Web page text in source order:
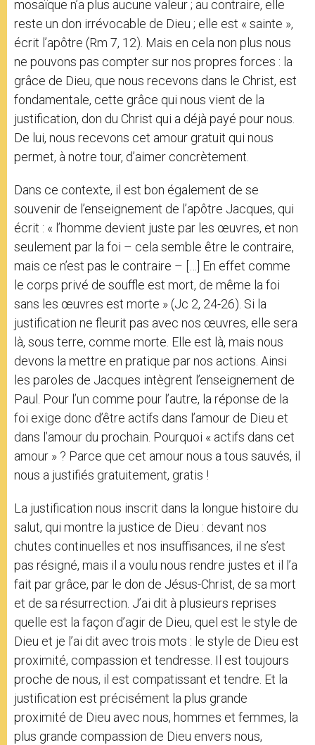
mosaïque n’a plus aucune valeur ; au contraire, elle
reste un don irrévocable de Dieu ; elle est « sainte »,
écrit l’apôtre (Rm 7, 12). Mais en cela non plus nous
ne pouvons pas compter sur nos propres forces : la
grâce de Dieu, que nous recevons dans le Christ, est
fondamentale, cette grâce qui nous vient de la
justification, don du Christ qui a déjà payé pour nous.
De lui, nous recevons cet amour gratuit qui nous
permet, à notre tour, d’aimer concrètement.
Dans ce contexte, il est bon également de se
souvenir de l’enseignement de l’apôtre Jacques, qui
écrit : « l’homme devient juste par les œuvres, et non
seulement par la foi – cela semble être le contraire,
mais ce n’est pas le contraire – […] En effet comme
le corps privé de souffle est mort, de même la foi
sans les œuvres est morte » (Jc 2, 24-26). Si la
justification ne fleurit pas avec nos œuvres, elle sera
là, sous terre, comme morte. Elle est là, mais nous
devons la mettre en pratique par nos actions. Ainsi
les paroles de Jacques intègrent l’enseignement de
Paul. Pour l’un comme pour l’autre, la réponse de la
foi exige donc d’être actifs dans l’amour de Dieu et
dans l’amour du prochain. Pourquoi « actifs dans cet
amour » ? Parce que cet amour nous a tous sauvés, il
nous a justifiés gratuitement, gratis !
La justification nous inscrit dans la longue histoire du
salut, qui montre la justice de Dieu : devant nos
chutes continuelles et nos insuffisances, il ne s’est
pas résigné, mais il a voulu nous rendre justes et il l’a
fait par grâce, par le don de Jésus-Christ, de sa mort
et de sa résurrection. J’ai dit à plusieurs reprises
quelle est la façon d’agir de Dieu, quel est le style de
Dieu et je l’ai dit avec trois mots : le style de Dieu est
proximité, compassion et tendresse. Il est toujours
proche de nous, il est compatissant et tendre. Et la
justification est précisément la plus grande
proximité de Dieu avec nous, hommes et femmes, la
plus grande compassion de Dieu envers nous,